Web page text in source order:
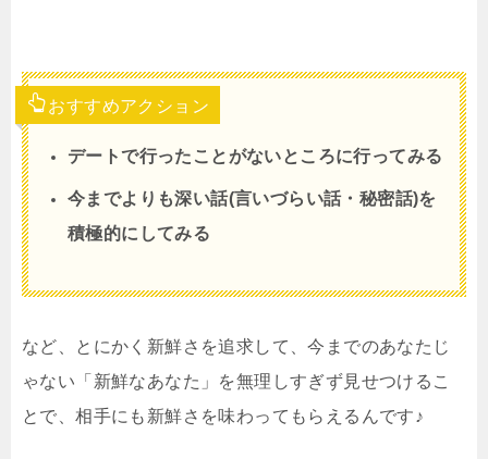
おすすめアクション
デートで行ったことがないところに行ってみる
今までよりも深い話(言いづらい話・秘密話)を
積極的にしてみる
など、とにかく新鮮さを追求して、今までのあなたじ
ゃない「新鮮なあなた」を無理しすぎず見せつけるこ
とで、相手にも新鮮さを味わってもらえるんです♪